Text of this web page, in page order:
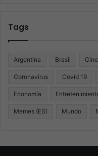
Tags
Argentina Brasil Cine
Coronavirus Covid 19
Economía
Memes (ES) Mundo